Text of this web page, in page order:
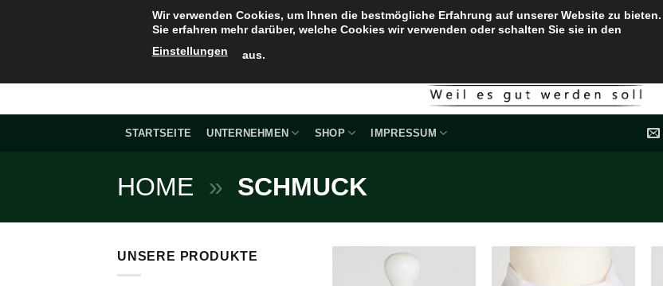
STARTSEITE UNTERNEHMEN SHOP IMPRESSUM
HOME » SCHMUCK
UNSERE PRODUKTE
Wir verwenden Cookies, um Ihnen die bestmögliche Erfahrung auf unserer Website zu bieten.
Sie erfahren mehr darüber, welche Cookies wir verwenden oder schalten Sie sie in den
Einstellungen
aus.